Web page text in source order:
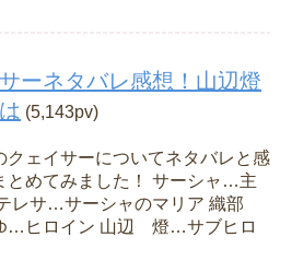
ーネタバレ感想！山辺燈
(5,143pv)
クェイサーについてネタバレと感
とめてみました！ サーシャ…主
レサ…サーシャのマリア 織部
…ヒロイン 山辺 燈…サブヒロ